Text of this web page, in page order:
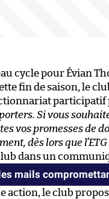
cycle pour Évian
fin de saison, le
participatif
Si vous
vos promesses de
dès lors que
dans un
mails
action, le club